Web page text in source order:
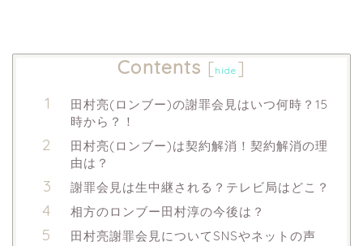
Contents [hide ]
田村亮(ロンブー)の謝罪会見はいつ何時？15
時から？！
田村亮(ロンブー)は契約解消！契約解消の理
由は？
謝罪会見は生中継される？テレビ局はどこ？
相方のロンブー田村淳の今後は？
田村亮謝罪会見についてSNSやネットの声